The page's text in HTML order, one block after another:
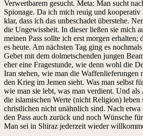
Verwertbarem gesucht. Meta: Man sucht
Spionage. Da ich mich reuig und kooperativ
klar, dass ich das unbeschadet überstehe.
die Ungewissheit. In dieser ließen sie mich
meinen Pass sollte ich erst morgen erhalten;
es heute. Am nächsten Tag ging es
Gebet mit dem dolmetschenden jungen
eher eine Fragestunde, wie denn wohl die
Iran stehen, wie man die Waffenlieferungen
den Krieg im Jemen sieht. Was man selbst
wie man sie lebt, was man verdient. Und als
die islamischen Werte (nicht Religion) leben
christlichen nicht unähnlich sind. Nach etwa
den Pass auch zurück und noch Wünsche
Man sei in Shiraz jederzeit wieder